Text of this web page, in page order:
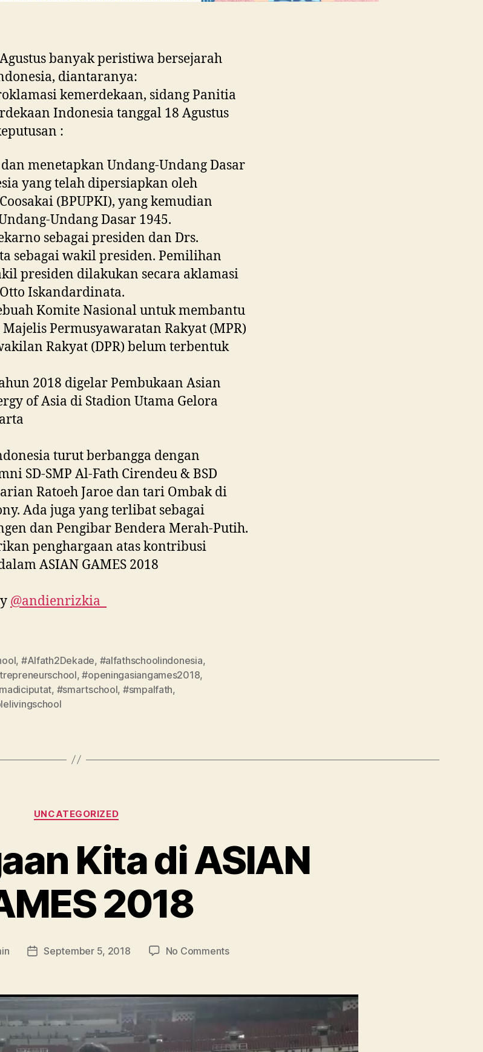
banyak peristiwa bersejarah
diantaranya:
kemerdekaan, sidang Panitia
Indonesia tanggal 18 Agustus
:
menetapkan Undang-Undang Dasar
yang telah dipersiapkan oleh
(BPUPKI), yang kemudian
Undang Dasar 1945.
sebagai presiden dan Drs.
sebagai wakil presiden. Pemilihan
presiden dilakukan secara aklamasi
Iskandardinata.
Komite Nasional untuk membantu
Permusyawaratan Rakyat (MPR)
Rakyat (DPR) belum terbentuk
2018 digelar Pembukaan Asian
of Asia di Stadion Utama Gelora
turut berbangga dengan
SD-SMP Al-Fath Cirendeu & BSD
Ratoeh Jaroe dan tari Ombak di
Ada juga yang terlibat sebagai
dan Pengibar Bendera Merah-Putih.
penghargaan atas kontribusi
ASIAN GAMES 2018
@andienrizkia_
, #Alfath2Dekade, #alfathschoolindonesia,
,#openingasiangames2018,
, #smartschool, #smpalfath,
UNCATEGORIZED
Kita di ASIAN
2018
September 5, 2018 No Comments